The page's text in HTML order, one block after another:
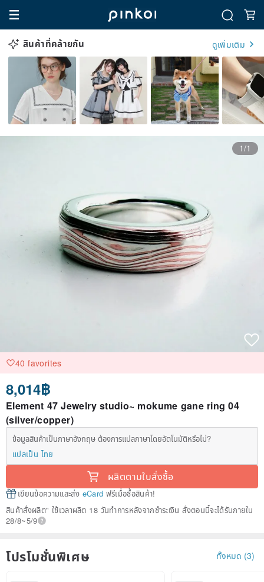
สินค้าที่คล้ายกัน ดูเพิ่มเติม
1/1
40 favorites
8,014฿
Element 47 Jewelry studio~ mokume gane ring 04
(silver/copper)
ข้อมูลสินค้าเป็นภาษาอังกฤษ ต้องการแปลภาษาโดยอัตโนมัติหรือไม่?
แปลเป็น ไทย
ผลิตตามใบสั่งซื้อ
เขียนข้อความและส่ง eCard ฟรีเมื่อซื้อสินค้า!
สินค้าสั่งผลิต" ใช้เวลาผลิต 18 วันทำการหลังจากชำระเงิน สั่งตอนนี้จะได้รับภายใน
28/8~5/9
โปรโมชั่นพิเศษ ทั้งหมด (3)